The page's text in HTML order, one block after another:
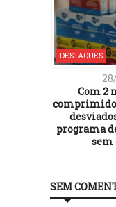
DESTAQUES
Com 2
programa
sem
SEM